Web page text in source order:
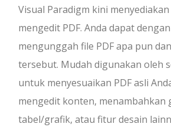
Visual Paradigm kini
mengedit PDF. Anda dapat
mengunggah file PDF apa pun
tersebut. Mudah digunakan oleh
untuk menyesuaikan PDF asli
mengedit konten, menambahkan
tabel/grafik, atau fitur desain